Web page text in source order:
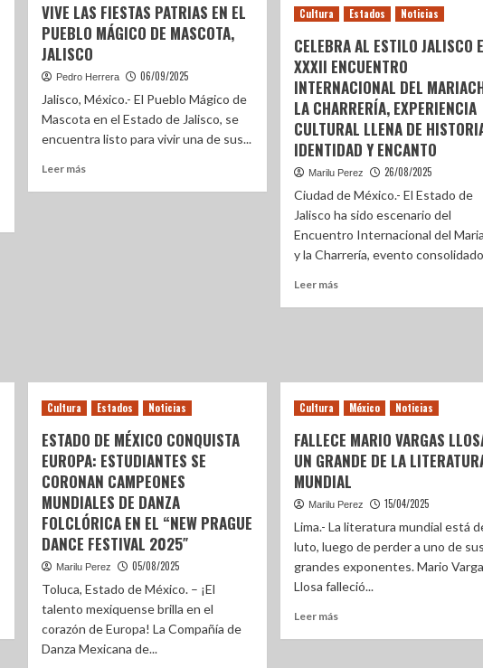
VIVE LAS FIESTAS PATRIAS EN EL
PUEBLO MÁGICO DE MASCOTA,
JALISCO
Pedro Herrera 06/09/2025
Jalisco, México.- El Pueblo Mágico de
Mascota en el Estado de Jalisco, se
encuentra listo para vivir una de sus...
Leer más
Cultura Estados Noticias
CELEBRA AL ESTILO JALISCO
XXXII ENCUENTRO
INTERNACIONAL DEL
LA CHARRERÍA, EXPERIENCIA
CULTURAL LLENA DE
IDENTIDAD Y ENCANTO
Marilu Perez 26/08/2025
Ciudad de México.- El Estado de
Jalisco ha sido escenario del
Encuentro Internacional del
y la Charrería, evento
Leer más
Cultura Estados Noticias
ESTADO DE MÉXICO CONQUISTA
EUROPA: ESTUDIANTES SE
CORONAN CAMPEONES
MUNDIALES DE DANZA
FOLCLÓRICA EN EL “NEW PRAGUE
DANCE FESTIVAL 2025″
Marilu Perez 05/08/2025
Toluca, Estado de México. – ¡El
talento mexiquense brilla en el
corazón de Europa! La Compañía de
Danza Mexicana de...
Cultura México Noticias
FALLECE MARIO VARGAS
UN GRANDE DE LA
MUNDIAL
Marilu Perez 15/04/2025
Lima.- La literatura mundial está
luto, luego de perder a uno de sus
grandes exponentes. Mario
Llosa falleció...
Leer más